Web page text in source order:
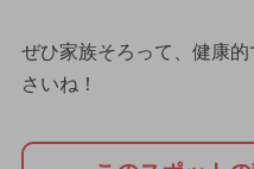
ぜひ家族そろって、健康
さいね！